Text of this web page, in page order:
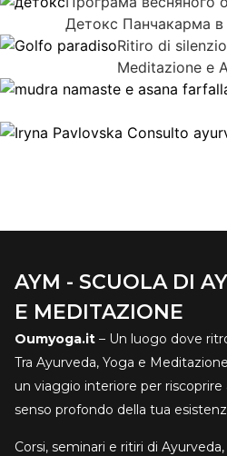
Детокс Панчакарма
Ritiro di
Meditazione e
AYM - SCUOLA DI
E MEDITAZIONE
Oumyoga.it – Un luogo dove
Tra Ayurveda, Yoga e
un viaggio interiore per riscoprire
senso profondo della tua
Corsi, seminari e ritiri di